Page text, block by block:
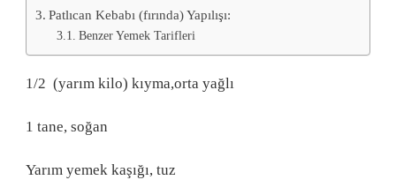
Patlıcan Kebabı (fırında) Yapılışı:
Benzer Yemek Tarifleri
1/2 (yarım kilo) kıyma,orta yağlı
1 tane, soğan
Yarım yemek kaşığı, tuz